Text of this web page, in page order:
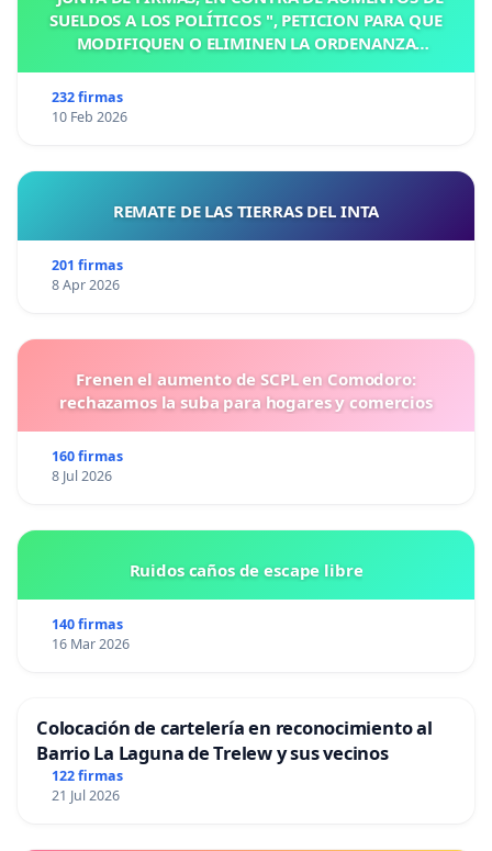
SUELDOS A LOS POLÍTICOS ", PETICION PARA QUE
MODIFIQUEN O ELIMINEN LA ORDENANZA
232 firmas
10 Feb 2026
REMATE DE LAS TIERRAS DEL INTA
201 firmas
8 Apr 2026
Frenen el aumento de SCPL en Comodoro:
rechazamos la suba para hogares y comercios
160 firmas
8 Jul 2026
Ruidos caños de escape libre
140 firmas
16 Mar 2026
Colocación de cartelería en reconocimiento al
Barrio La Laguna de Trelew y sus vecinos
122 firmas
21 Jul 2026